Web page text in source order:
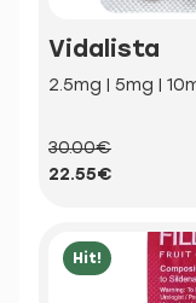
Vidalista
2.5mg | 5mg |
30.00€
22.55€
Hit!